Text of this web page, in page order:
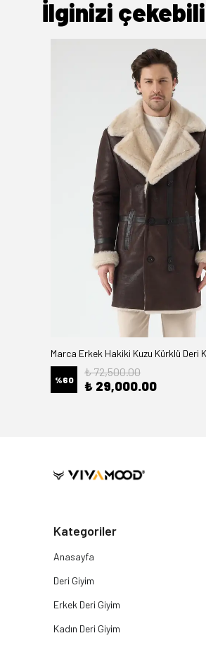
İlginizi
Marca Erkek Hakiki Kuzu Kürklü Deri
%60
₺ 72,500.00
₺ 29,000.00
Kategoriler
Anasayfa
Deri Giyim
Erkek Deri Giyim
Kadın Deri Giyim